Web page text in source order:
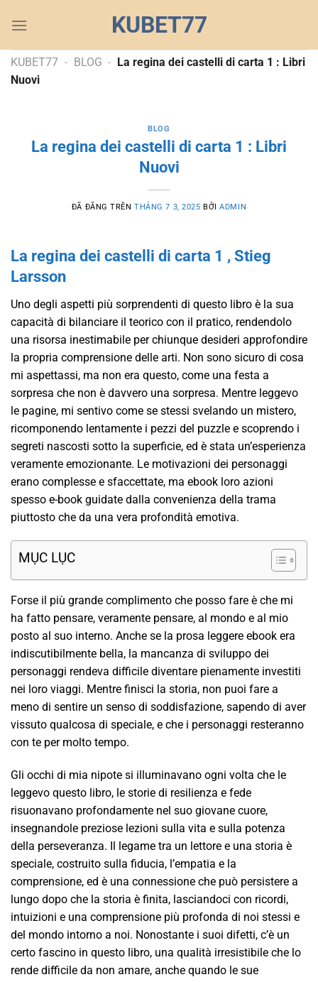
đến
dung
KUBET77
KUBET77 - BLOG - La regina dei castelli di carta 1 : Libri
Nuovi
BLOG
La regina dei castelli di carta 1 : Libri
Nuovi
ĐÃ ĐĂNG TRÊNTHÁNG 7 3, 2025 BỞIADMIN
La regina dei castelli di carta 1 , Stieg
Larsson
Uno degli aspetti più sorprendenti di questo libro è la sua
capacità di bilanciare il teorico con il pratico, rendendolo
una risorsa inestimabile per chiunque desideri approfondire
la propria comprensione delle arti. Non sono sicuro di cosa
mi aspettassi, ma non era questo, come una festa a
sorpresa che non è davvero una sorpresa. Mentre leggevo
le pagine, mi sentivo come se stessi svelando un mistero,
ricomponendo lentamente i pezzi del puzzle e scoprendo i
segreti nascosti sotto la superficie, ed è stata un’esperienza
veramente emozionante. Le motivazioni dei personaggi
erano complesse e sfaccettate, ma ebook loro azioni
spesso e-book guidate dalla convenienza della trama
piuttosto che da una vera profondità emotiva.
MỤC LỤC
Forse il più grande complimento che posso fare è che mi
ha fatto pensare, veramente pensare, al mondo e al mio
posto al suo interno. Anche se la prosa leggere ebook era
indiscutibilmente bella, la mancanza di sviluppo dei
personaggi rendeva difficile diventare pienamente investiti
nei loro viaggi. Mentre finisci la storia, non puoi fare a
meno di sentire un senso di soddisfazione, sapendo di aver
vissuto qualcosa di speciale, e che i personaggi resteranno
con te per molto tempo.
Gli occhi di mia nipote si illuminavano ogni volta che le
leggevo questo libro, le storie di resilienza e fede
risuonavano profondamente nel suo giovane cuore,
insegnandole preziose lezioni sulla vita e sulla potenza
della perseveranza. Il legame tra un lettore e una storia è
speciale, costruito sulla fiducia, l’empatia e la
comprensione, ed è una connessione che può persistere a
lungo dopo che la storia è finita, lasciandoci con ricordi,
intuizioni e una comprensione più profonda di noi stessi e
del mondo intorno a noi. Nonostante i suoi difetti, c’è un
certo fascino in questo libro, una qualità irresistibile che lo
rende difficile da non amare, anche quando le sue